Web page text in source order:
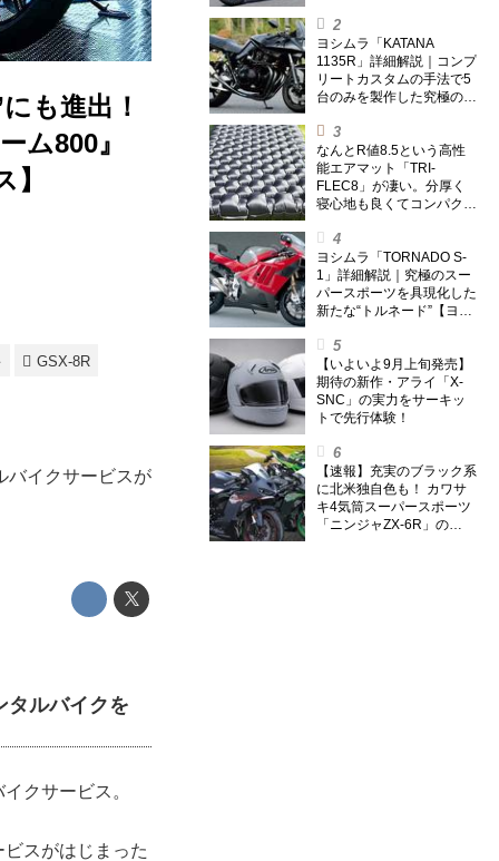
も進出！
ム800』
ヨシムラ「KATANA
1135R」詳細解説｜コンプ
リートカスタムの手法で5
台のみを製作した究極の銘
なんとR値8.5という高性
能エアマット「TRI-
FLEC8」が凄い。分厚く
寝心地も良くてコンパクト
トを試してみた〈若林浩志
のスーパー・カブカブ・ダ
イアリーズ Vol.385〉
ヨシムラ「TORNADO S-
1」詳細解説｜究極のスー
パースポーツを具現化した
新たな“トルネード”【ヨシ
【いよいよ9月上旬発売】
期待の新作・アライ「X-
SNC」の実力をサーキッ
トで先行体験！
【速報】充実のブラック系
に北米独自色も！ カワサ
キ4気筒スーパースポーツ
「ニンジャZX-6R」の
GSX-8R
バイクサービスが
タルバイクを
クサービス。
スがはじまった